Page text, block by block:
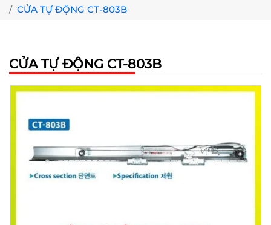
CỬA TỰ ĐỘNG CT-803B
CỬA TỰ ĐỘNG CT-803B